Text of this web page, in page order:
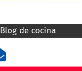
Blog de cocina